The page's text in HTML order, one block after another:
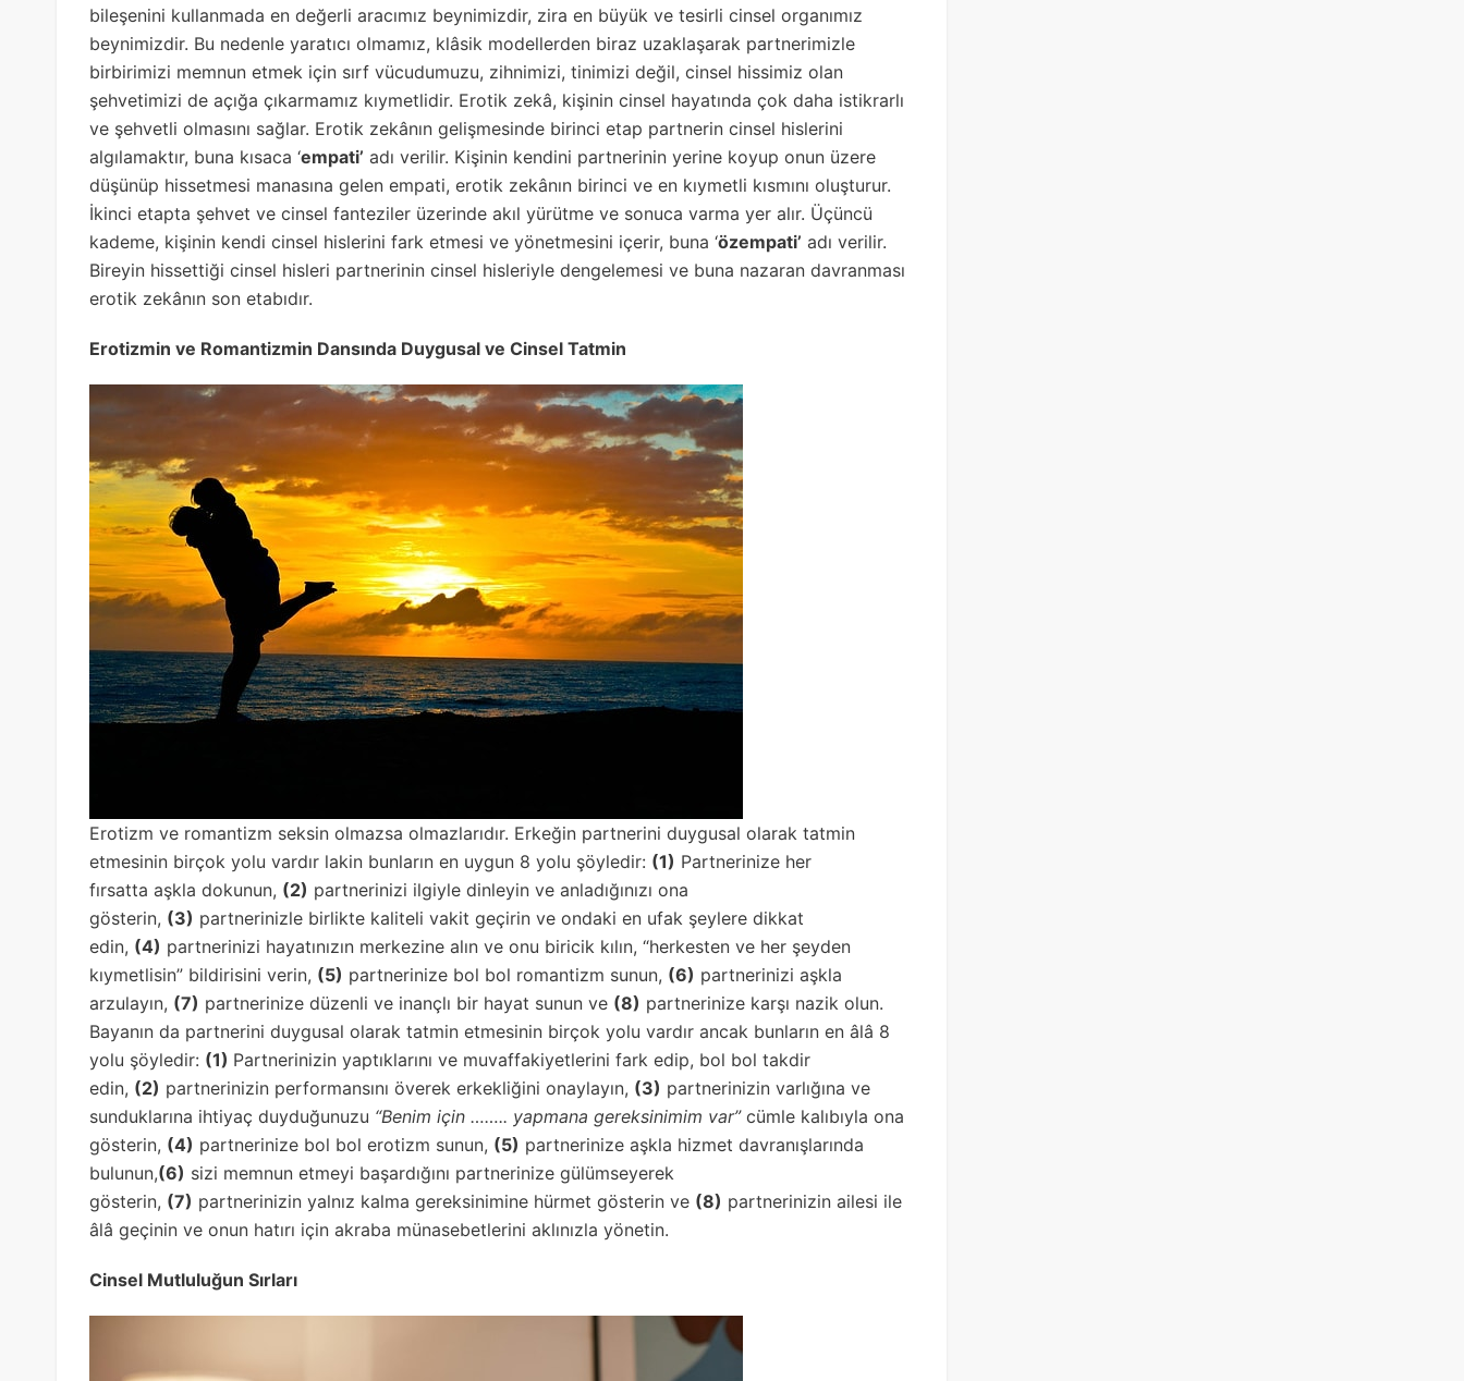
bileşenini kullanmada en değerli aracımız beynimizdir, zira en büyük ve tesirli cinsel organımız
beynimizdir. Bu nedenle yaratıcı olmamız, klâsik modellerden biraz uzaklaşarak partnerimizle
birbirimizi memnun etmek için sırf vücudumuzu, zihnimizi, tinimizi değil, cinsel hissimiz olan
şehvetimizi de açığa çıkarmamız kıymetlidir. Erotik zekâ, kişinin cinsel hayatında çok daha istikrarlı
ve şehvetli olmasını sağlar. Erotik zekânın gelişmesinde birinci etap partnerin cinsel hislerini
algılamaktır, buna kısaca ‘empati’ adı verilir. Kişinin kendini partnerinin yerine koyup onun üzere
düşünüp hissetmesi manasına gelen empati, erotik zekânın birinci ve en kıymetli kısmını oluşturur.
İkinci etapta şehvet ve cinsel fanteziler üzerinde akıl yürütme ve sonuca varma yer alır. Üçüncü
kademe, kişinin kendi cinsel hislerini fark etmesi ve yönetmesini içerir, buna ‘özempati’ adı verilir.
Bireyin hissettiği cinsel hisleri partnerinin cinsel hisleriyle dengelemesi ve buna nazaran davranması
erotik zekânın son etabıdır.
Erotizmin ve Romantizmin Dansında Duygusal ve Cinsel Tatmin
Erotizm ve romantizm seksin olmazsa olmazlarıdır. Erkeğin partnerini duygusal olarak tatmin
etmesinin birçok yolu vardır lakin bunların en uygun 8 yolu şöyledir: (1) Partnerinize her
fırsatta aşkla dokunun, (2) partnerinizi ilgiyle dinleyin ve anladığınızı ona
gösterin, (3) partnerinizle birlikte kaliteli vakit geçirin ve ondaki en ufak şeylere dikkat
edin, (4) partnerinizi hayatınızın merkezine alın ve onu biricik kılın, “herkesten ve her şeyden
kıymetlisin” bildirisini verin, (5) partnerinize bol bol romantizm sunun, (6) partnerinizi aşkla
arzulayın, (7) partnerinize düzenli ve inançlı bir hayat sunun ve (8) partnerinize karşı nazik olun.
Bayanın da partnerini duygusal olarak tatmin etmesinin birçok yolu vardır ancak bunların en âlâ 8
yolu şöyledir: (1) Partnerinizin yaptıklarını ve muvaffakiyetlerini fark edip, bol bol takdir
edin, (2) partnerinizin performansını överek erkekliğini onaylayın, (3) partnerinizin varlığına ve
sunduklarına ihtiyaç duyduğunuzu “Benim için …….. yapmana gereksinimim var”cümle kalıbıyla ona
gösterin, (4) partnerinize bol bol erotizm sunun, (5) partnerinize aşkla hizmet davranışlarında
bulunun,(6) sizi memnun etmeyi başardığını partnerinize gülümseyerek
gösterin, (7) partnerinizin yalnız kalma gereksinimine hürmet gösterin ve (8) partnerinizin ailesi ile
âlâ geçinin ve onun hatırı için akraba münasebetlerini aklınızla yönetin.
Cinsel Mutluluğun Sırları